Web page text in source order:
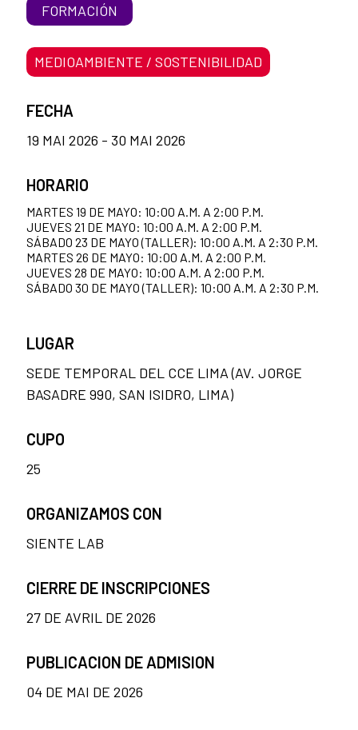
FORMACIÓN
MEDIOAMBIENTE / SOSTENIBILIDAD
FECHA
19 MAI 2026 - 30 MAI 2026
HORARIO
MARTES 19 DE MAYO: 10:00 A.M. A 2:00 P.M.
JUEVES 21 DE MAYO: 10:00 A.M. A 2:00 P.M.
SÁBADO 23 DE MAYO (TALLER): 10:00 A.M. A 2:30 P.M.
MARTES 26 DE MAYO: 10:00 A.M. A 2:00 P.M.
JUEVES 28 DE MAYO: 10:00 A.M. A 2:00 P.M.
SÁBADO 30 DE MAYO (TALLER): 10:00 A.M. A 2:30 P.M.
LUGAR
SEDE TEMPORAL DEL CCE LIMA (AV. JORGE
BASADRE 990, SAN ISIDRO, LIMA)
CUPO
25
ORGANIZAMOS CON
SIENTE LAB
CIERRE DE INSCRIPCIONES
27 DE AVRIL DE 2026
PUBLICACION DE ADMISION
04 DE MAI DE 2026